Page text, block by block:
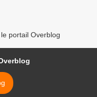
portail Overblog